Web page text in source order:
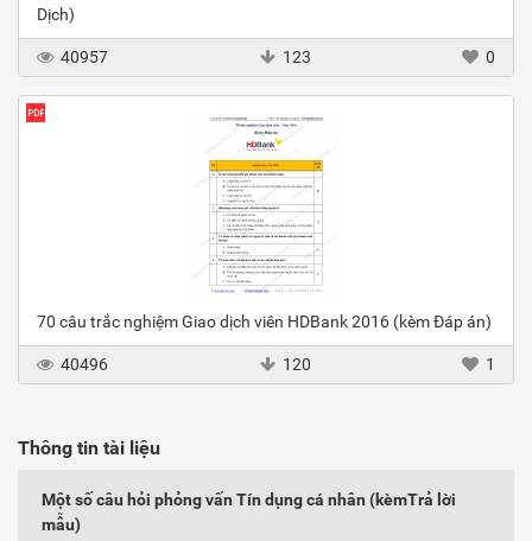
Dịch)
40957 123 0
70 câu trắc nghiệm Giao dịch viên HDBank 2016 (kèm Đáp án)
40496 120 1
Thông tin tài liệu
Một số câu hỏi phỏng vấn Tín dụng cá nhân (kèmTrả lời
mẫu)